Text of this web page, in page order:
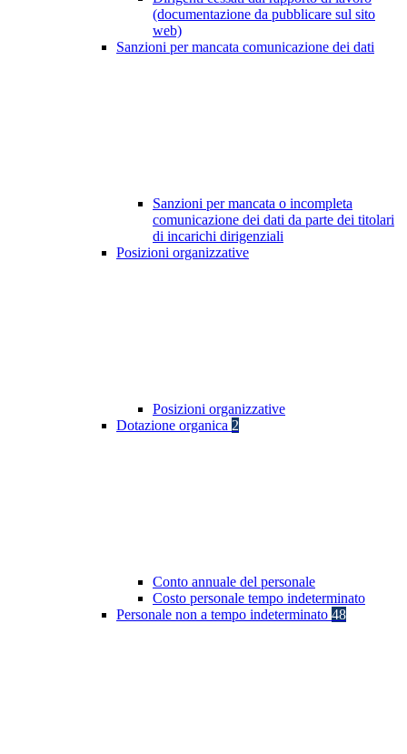
(documentazione da pubblicare sul sito
web)
Sanzioni per mancata comunicazione dei dati
Sanzioni per mancata o incompleta
comunicazione dei dati da parte dei titolari
di incarichi dirigenziali
Posizioni organizzative
Posizioni organizzative
Dotazione organica 2
Conto annuale del personale
Costo personale tempo indeterminato
Personale non a tempo indeterminato 48